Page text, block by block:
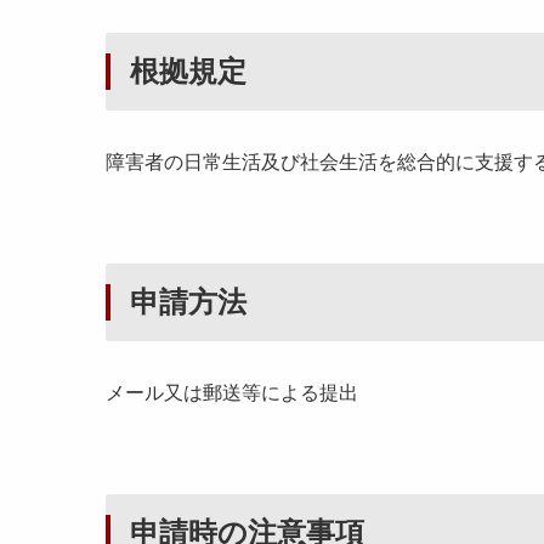
根拠規定
障害者の日常生活及び社会生活を総合的に支援
申請方法
メール又は郵送等による提出
申請時の注意事項